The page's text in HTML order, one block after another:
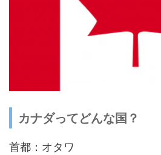
カナダってどんな国？
首都：オタワ